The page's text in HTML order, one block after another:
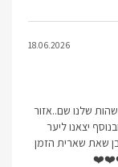
18.06.2026
שלנו שם..אזור
יצאנו ליער
שאת שארית הזמן